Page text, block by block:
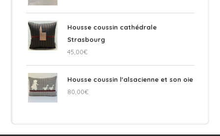
Housse coussin cathédrale
Strasbourg
45,00€
Housse coussin l'alsacienne et son oie
80,00€